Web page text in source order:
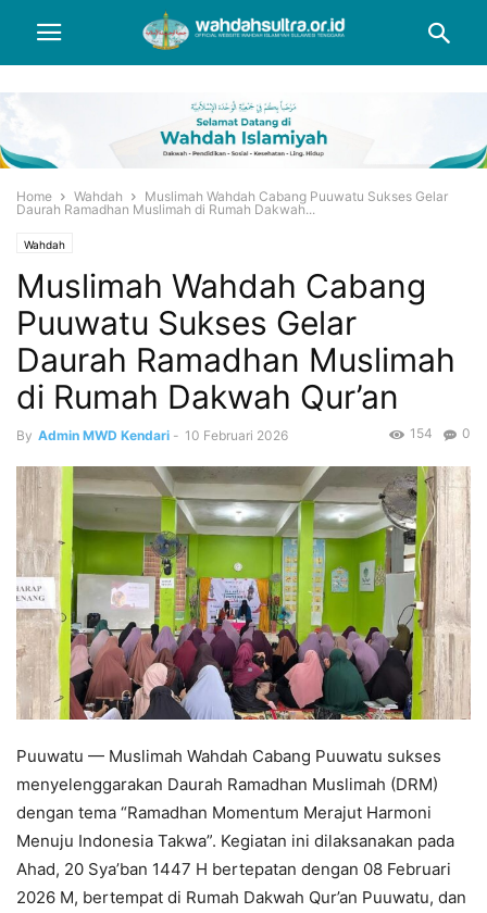
Home Wahdah
Muslimah Wahdah Cabang Puuwatu Sukses Gelar
Daurah Ramadhan Muslimah di Rumah Dakwah...
Wahdah
Muslimah Wahdah Cabang
Puuwatu Sukses Gelar
Daurah Ramadhan Muslimah
di Rumah Dakwah Qur’an
By Admin MWD Kendari - 10 Februari 2026 0
154
Puuwatu — Muslimah Wahdah Cabang Puuwatu sukses
menyelenggarakan Daurah Ramadhan Muslimah (DRM)
dengan tema “Ramadhan Momentum Merajut Harmoni
Menuju Indonesia Takwa”. Kegiatan ini dilaksanakan pada
Ahad, 20 Sya’ban 1447 H bertepatan dengan 08 Februari
2026 M, bertempat di Rumah Dakwah Qur’an Puuwatu, dan